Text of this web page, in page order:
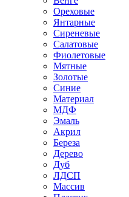
Ореховые
Янтарные
Сиреневые
Салатовые
Фиолетовые
Мятные
Золотые
Синие
Материал
МДФ
Эмаль
Акрил
Береза
Дерево
Дуб
ЛДСП
Массив